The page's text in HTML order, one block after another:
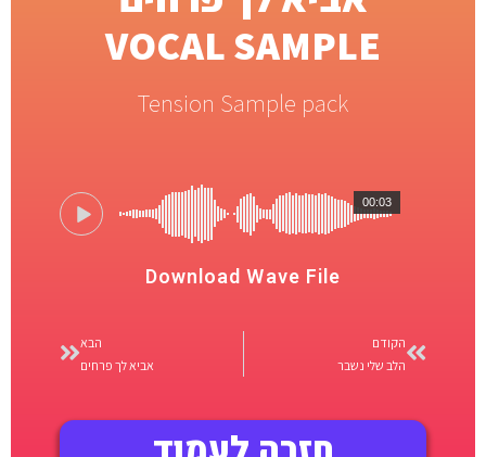
VOCAL SAMPLE
Tension Sample pack
Download Wave File
00:03
הקודם
הלב שלי נשבר
הבא
אביא לך פרחים